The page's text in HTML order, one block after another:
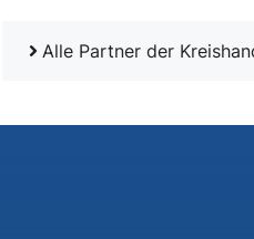
Alle Partner der